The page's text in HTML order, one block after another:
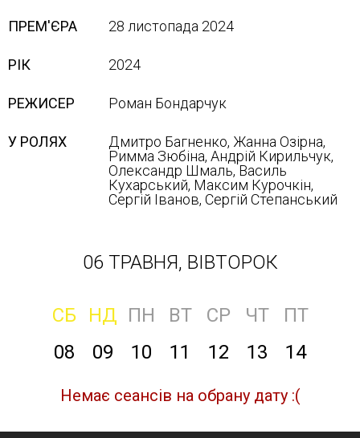
ПРЕМ'ЄРА 28 листопада 2024
РІК 2024
РЕЖИСЕР Роман Бондарчук
У РОЛЯХ
Дмитро Багненко, Жанна Озірна,
Римма Зюбіна, Андрій Кирильчук,
Олександр Шмаль, Василь
Кухарський, Максим Курочкін,
Сергій Іванов, Сергій Степанський
06 ТРАВНЯ, ВІВТОРОК
СБ НД ПН ВТ СР ЧТ
ПТ
08
09 10 11 12 13 14
Немає сеансів на обрану дату :(